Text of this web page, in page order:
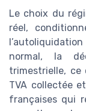
Le choix du
réel,
normal, la
trimestrielle, ce
TVA collectée
françaises qui